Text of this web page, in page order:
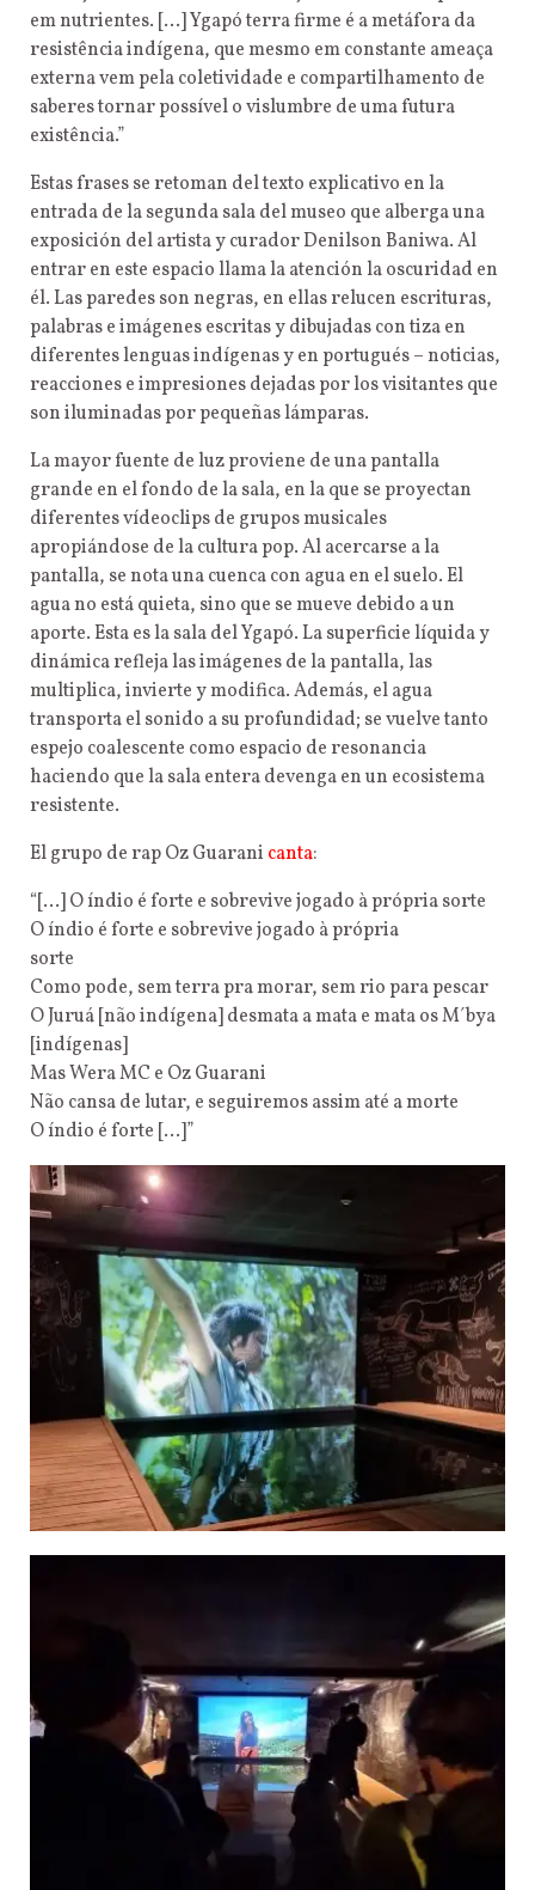
em nutrientes. […] Ygapó terra firme é a metáfora da
resistência indígena, que mesmo em constante ameaça
externa vem pela coletividade e compartilhamento de
saberes tornar possível o vislumbre de uma futura
existência.”
Estas frases se retoman del texto explicativo en la
entrada de la segunda sala del museo que alberga una
exposición del artista y curador Denilson Baniwa. Al
entrar en este espacio llama la atención la oscuridad en
él. Las paredes son negras, en ellas relucen escrituras,
palabras e imágenes escritas y dibujadas con tiza en
diferentes lenguas indígenas y en portugués – noticias,
reacciones e impresiones dejadas por los visitantes que
son iluminadas por pequeñas lámparas.
La mayor fuente de luz proviene de una pantalla
grande en el fondo de la sala, en la que se proyectan
diferentes vídeoclips de grupos musicales
apropiándose de la cultura pop. Al acercarse a la
pantalla, se nota una cuenca con agua en el suelo. El
agua no está quieta, sino que se mueve debido a un
aporte. Esta es la sala del Ygapó. La superficie líquida y
dinámica refleja las imágenes de la pantalla, las
multiplica, invierte y modifica. Además, el agua
transporta el sonido a su profundidad; se vuelve tanto
espejo coalescente como espacio de resonancia
haciendo que la sala entera devenga en un ecosistema
resistente.
El grupo de rap Oz Guarani canta:
“[…] O índio é forte e sobrevive jogado à própria sorte
O índio é forte e sobrevive jogado à própria
sorte
Como pode, sem terra pra morar, sem rio para pescar
O Juruá [não indígena] desmata a mata e mata os M´bya
[indígenas]
Mas Wera MC e Oz Guarani
Não cansa de lutar, e seguiremos assim até a morte
O índio é forte […]”